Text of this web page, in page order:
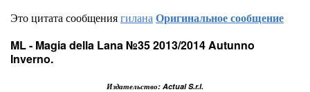
Это цитата сообщениягиланаОригинальное сообщение
ML - Magia della Lana №35 2013/2014 Autunno
Inverno.
Издательство: Actual S.r.l.